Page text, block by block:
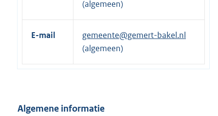
x
t
r
n
e
n
(algemeen)
E-mail
gemeente@gemert-bakel.nl
(algemeen)
Algemene informatie